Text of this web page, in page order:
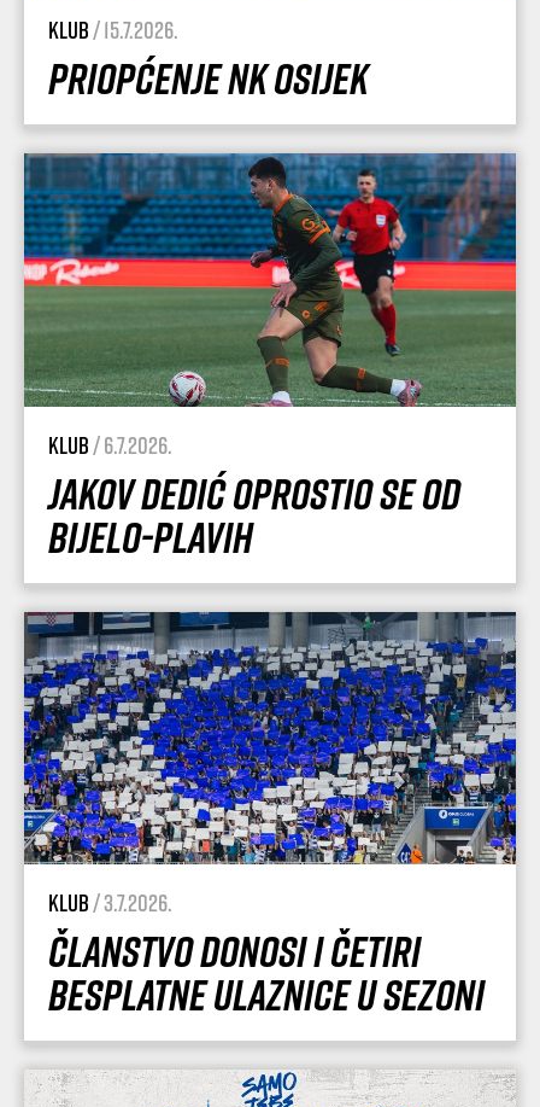
Klub/ 15.7.2026.
Priopćenje NK Osijek
Klub/ 6.7.2026.
Jakov Dedić oprostio se od
Bijelo-plavih
Klub/ 3.7.2026.
Članstvo donosi i četiri
besplatne ulaznice u sezoni